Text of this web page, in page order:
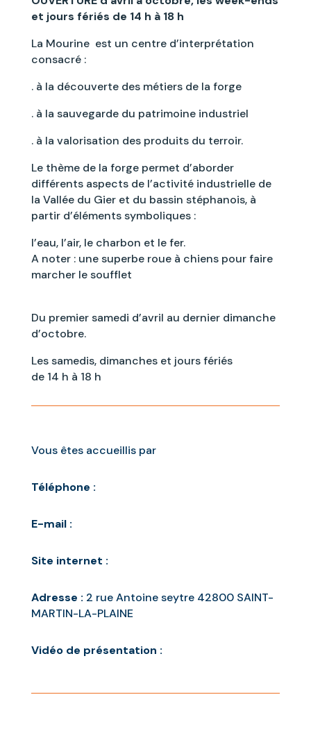
et jours fériés de 14 h à 18 h
La Mourine est un centre d’interprétation
consacré :
. à la découverte des métiers de la forge
. à la sauvegarde du patrimoine industriel
. à la valorisation des produits du terroir.
Le thème de la forge permet d’aborder
différents aspects de l’activité industrielle de
la Vallée du Gier et du bassin stéphanois, à
partir d’éléments symboliques :
l’eau, l’air, le charbon et le fer.
A noter : une superbe roue à chiens pour faire
marcher le soufflet
Du premier samedi d’avril au dernier dimanche
d’octobre.
Les samedis, dimanches et jours fériés
de 14 h à 18 h
Vous êtes accueillis par
Téléphone :
E-mail :
Site internet :
Adresse : 2 rue Antoine seytre 42800 SAINT-
MARTIN-LA-PLAINE
Vidéo de présentation :